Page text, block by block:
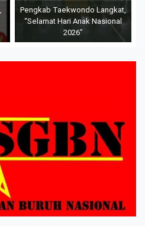
Pengkab Taekwondo Langkat,
“Selamat Hari Anak Nasional
2026”